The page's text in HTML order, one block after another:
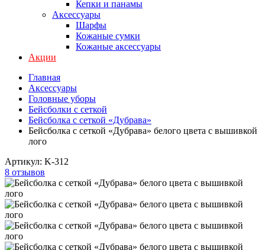
Кепки и панамы
Аксессуары
Шарфы
Кожаные сумки
Кожаные аксессуары
Акции
Главная
Аксессуары
Головные уборы
Бейсболки с сеткой
Бейсболка с сеткой «Дубрава»
Бейсболка с сеткой «Дубрава» белого цвета с вышивкой
лого
Артикул: K-312
8 отзывов